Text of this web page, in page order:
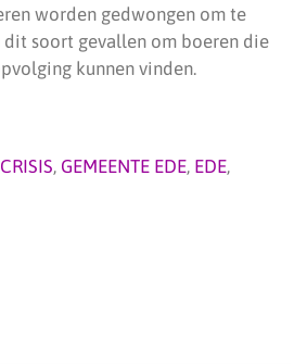
worden gedwongen om te
dit soort gevallen om boeren die
kunnen vinden.
, GEMEENTE EDE, EDE,